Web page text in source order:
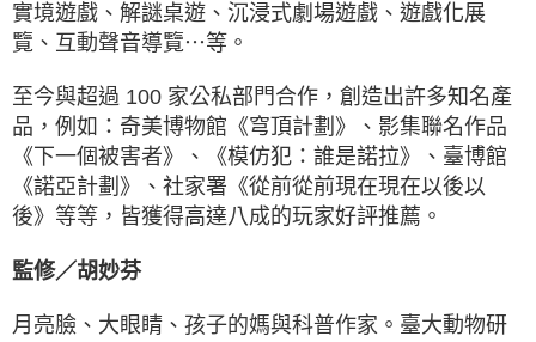
實境遊戲、解謎桌遊、沉浸式劇場遊戲、遊戲化展
覽、互動聲音導覽⋯等。
至今與超過 100 家公私部門合作，創造出許多知名產
品，例如：奇美博物館《穹頂計劃》、影集聯名作品
《下一個被害者》、《模仿犯：誰是諾拉》、臺博館
《諾亞計劃》、社家署《從前從前現在現在以後以
後》等等，皆獲得高達八成的玩家好評推薦。
監修／胡妙芬
月亮臉、大眼睛、孩子的媽與科普作家。臺大動物研